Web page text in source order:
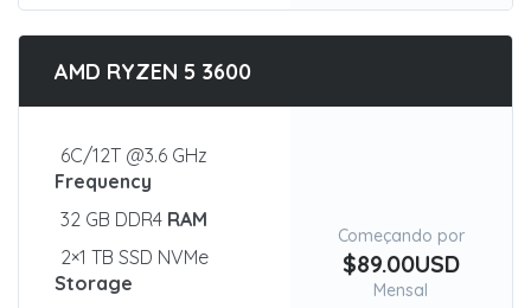
AMD RYZEN 5 3600
6C/12T @3.6 GHz
Frequency
32 GB DDR4 RAM
2×1 TB SSD NVMe
Storage
Começando por
$89.00USD
Mensal